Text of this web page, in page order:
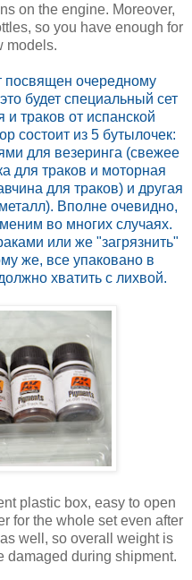
on the engine. Moreover,
so you have enough for
models.
посвящен очередному
будет специальный сет
и траков от испанской
состоит из 5 бутылочек:
для везеринга (свежее
для траков и моторная
для траков) и другая
Вполне очевидно,
во многих случаях.
или же "загрязнить"
же, все упаковано в
хватить с лихвой.
plastic box, easy to open
for the whole set even after
well, so overall weight is
damaged during shipment.